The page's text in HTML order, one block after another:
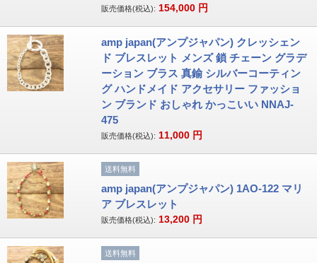
販売価格(税込): 154,000 円
amp japan(アンプジャパン) クレッシェン
ド ブレスレット メンズ 鎖 チェーン グラデ
ーション ブラス 真鍮 シルバーコーティン
グ ハンドメイド アクセサリー ファッショ
ン ブランド おしゃれ かっこいい NNAJ-
475
販売価格(税込): 11,000 円
送料無料
amp japan(アンプジャパン) 1AO-122 マリ
ア ブレスレット
販売価格(税込): 13,200 円
送料無料